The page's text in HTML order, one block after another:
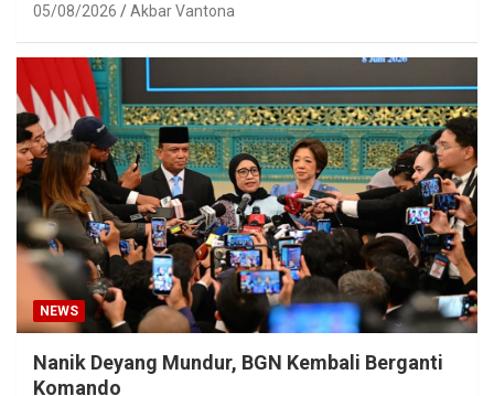
05/08/2026 Akbar Vantona
NEWS
Nanik Deyang Mundur, BGN Kembali Berganti
Komando